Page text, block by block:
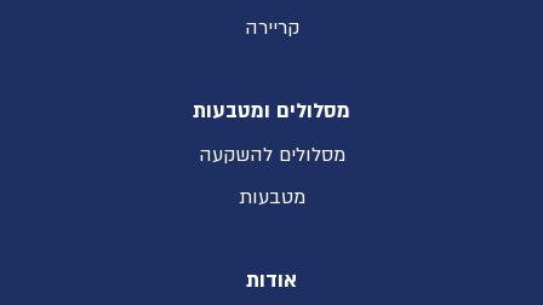
קריירה
מסלולים ומטבעות
מסלולים להשקעה
מטבעות
אודות